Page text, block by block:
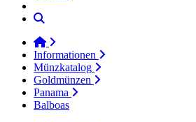
Informationen
Münzkatalog
Goldmünzen
Panama
Balboas